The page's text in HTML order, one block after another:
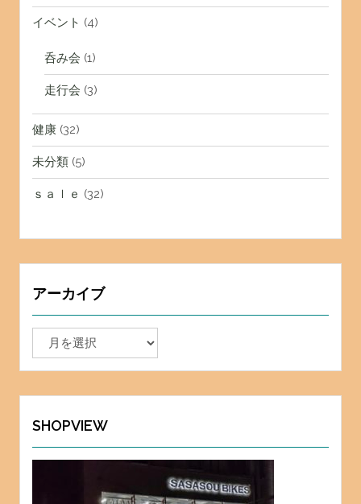
イベント (4)
呑み会 (1)
走行会 (3)
健康(32)
未分類(5)
ｓａｌｅ (32)
アーカイブ
カ
SHOPVIEW